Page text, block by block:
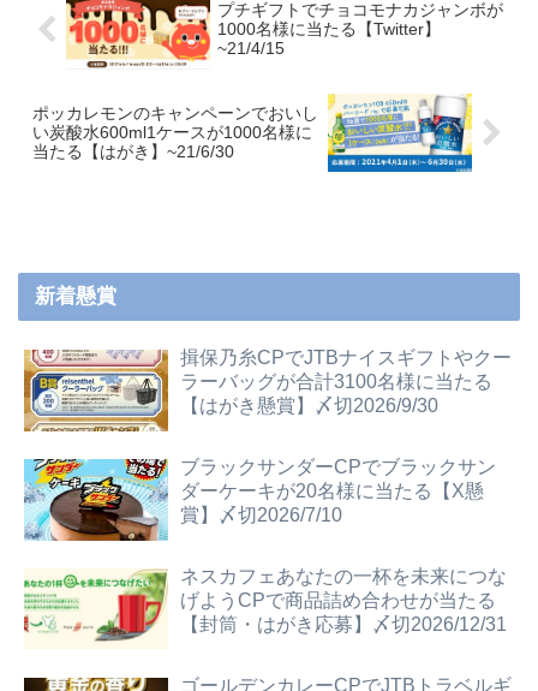
プチギフトでチョコモナカジャンボが
1000名様に当たる【Twitter】
~21/4/15
ポッカレモンのキャンペーンでおいし
い炭酸水600ml1ケースが1000名様に
当たる【はがき】~21/6/30
新着懸賞
揖保乃糸CPでJTBナイスギフトやクー
ラーバッグが合計3100名様に当たる
【はがき懸賞】〆切2026/9/30
ブラックサンダーCPでブラックサン
ダーケーキが20名様に当たる【X懸
賞】〆切2026/7/10
ネスカフェあなたの一杯を未来につな
げようCPで商品詰め合わせが当たる
【封筒・はがき応募】〆切2026/12/31
ゴールデンカレーCPでJTBトラベルギ